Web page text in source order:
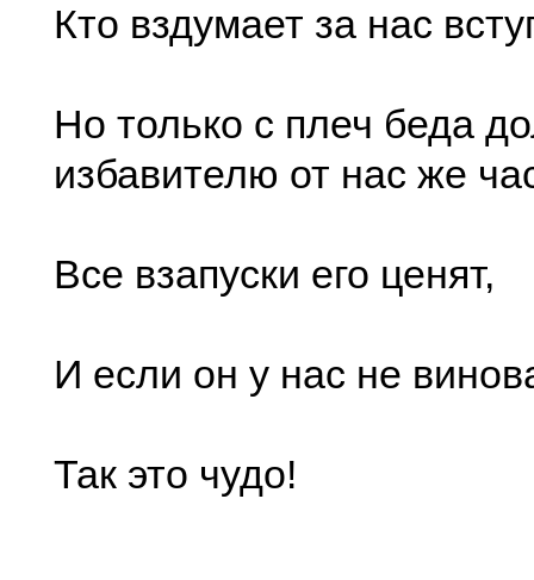
Кто вздумает за нас
Но только с плеч беда
избавителю от нас же
Все взапуски его ценят,
И если он у нас не
Так это чудо!